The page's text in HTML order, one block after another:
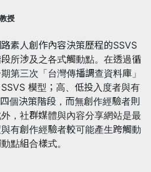
授
素人創作內容決策歷程的SSVS
所涉及之各式觸動點。在透過循
第三次「台灣傳播調查資料庫」
模型；高、低投入度者與有
個決策階段，而無創作經驗者則
，社群媒體與內容分享網站是最
有創作經驗者較可能產生跨觸動
點組合樣式。